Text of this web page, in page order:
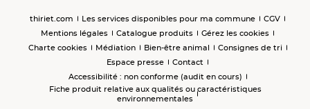
thiriet.com Les services disponibles pour ma commune
CGV
Mentions légales
Catalogue produits
Gérez les cookies
Charte cookies
Médiation Bien-être animal
Consignes de tri
Espace presse
Contact
Accessibilité : non conforme (audit en cours)
Fiche produit relative aux qualités ou caractéristiques
environnementales